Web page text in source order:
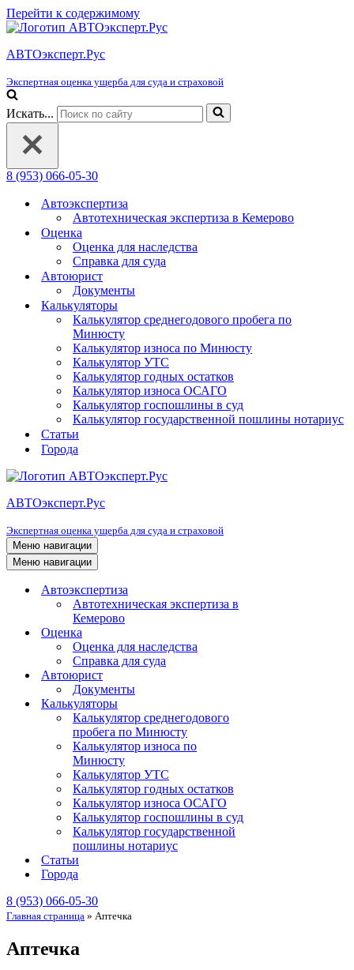
Перейти к содержимому
АВТОэксперт.Рус
Экспертная оценка ущерба для суда и страховой
Искать...
8 (953) 066-05-30
Автоэкспертиза
Автотехническая экспертиза в Кемерово
Оценка
Оценка для наследства
Справка для суда
Автоюрист
Документы
Калькуляторы
Калькулятор среднегодового пробега по
Минюсту
Калькулятор износа по Минюсту
Калькулятор УТС
Калькулятор годных остатков
Калькулятор износа ОСАГО
Калькулятор госпошлины в суд
Калькулятор государственной пошлины нотариус
Статьи
Города
АВТОэксперт.Рус
Экспертная оценка ущерба для суда и страховой
Меню навигации
Меню навигации
Автоэкспертиза
Автотехническая экспертиза в
Кемерово
Оценка
Оценка для наследства
Справка для суда
Автоюрист
Документы
Калькуляторы
Калькулятор среднегодового
пробега по Минюсту
Калькулятор износа по
Минюсту
Калькулятор УТС
Калькулятор годных остатков
Калькулятор износа ОСАГО
Калькулятор госпошлины в суд
Калькулятор государственной
пошлины нотариус
Статьи
Города
8 (953) 066-05-30
Главная страница » Аптечка
Аптечка